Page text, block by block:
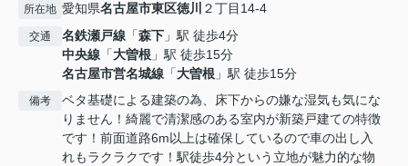
所在地 愛知県名古屋市東区徳川 ２丁目14-4
交通 名鉄瀬戸線 「森下 」駅 徒歩4分
中央線 「大曽根 」駅 徒歩15分
名古屋市営名城線 「大曽根 」駅 徒歩15分
備考
ベタ基礎による建築の為、床下からの嫌な湿気も気にな
りません！綺麗で清潔感のある室内が新築戸建ての特徴
です！前面道路6m以上は確保しているので車の出し入
れもラクラクです！駅徒歩4分という立地が魅力的な物